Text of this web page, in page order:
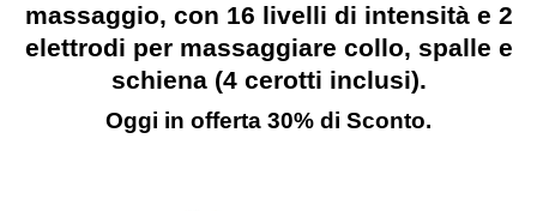
massaggio, con 16 livelli di intensità e 2
elettrodi per massaggiare collo, spalle e
schiena (4 cerotti inclusi).
Oggi in offerta 30% di Sconto.